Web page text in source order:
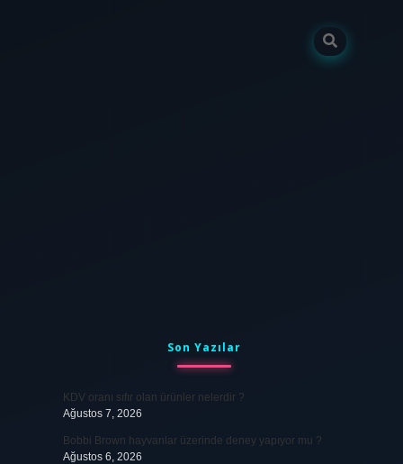
SidebarSon Yazılar
KDV oranı sıfır olan ürünler nelerdir ?
Ağustos 7, 2026
Bobbi Brown hayvanlar üzerinde deney yapıyor mu ?
Ağustos 6, 2026